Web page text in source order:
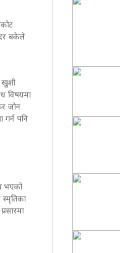
बकेले
खुशी
विषयमा
जोन
गर्न पनि
भएको
स्मृतिका